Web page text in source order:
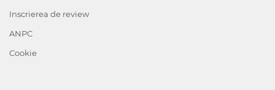
Inscrierea de review
ANPC
Cookie